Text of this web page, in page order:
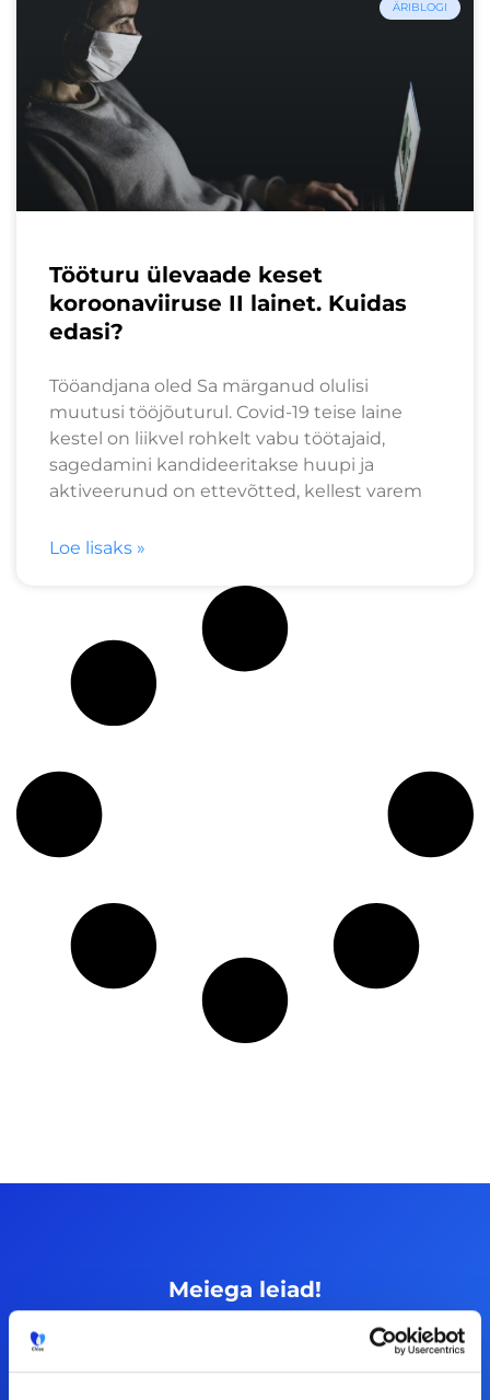
ÄRIBLOGI
Tööturu ülevaade keset
koroonaviiruse II lainet. Kuidas
edasi?
Tööandjana oled Sa märganud olulisi
muutusi tööjõuturul. Covid-19 teise laine
kestel on liikvel rohkelt vabu töötajaid,
sagedamini kandideeritakse huupi ja
aktiveerunud on ettevõtted, kellest varem
Loe lisaks »
Meiega leiad!
Tööelublogi.ee lehelt leiad kõik vajaliku, et olla
kursis tööturu uudistega. Kui sul on